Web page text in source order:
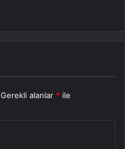
Gerekli alanlar * ile